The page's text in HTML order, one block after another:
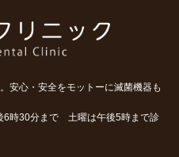
安心・安全をモットーに滅菌機器も
6時30分まで 土曜は午後5時まで診